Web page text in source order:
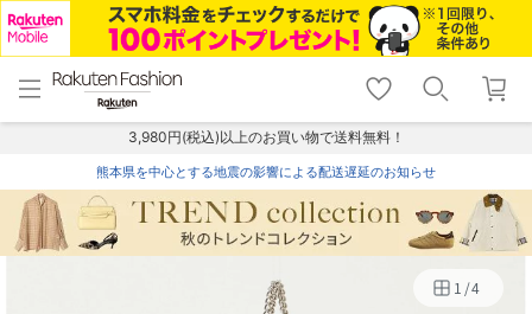
menu home
トップ
shopping_cart lock_outline
ログイン
3,980円(税込)以上のお買い物で送料無料！
熊本県を中心とする地震の影響による配送遅延のお知らせ
1 /4